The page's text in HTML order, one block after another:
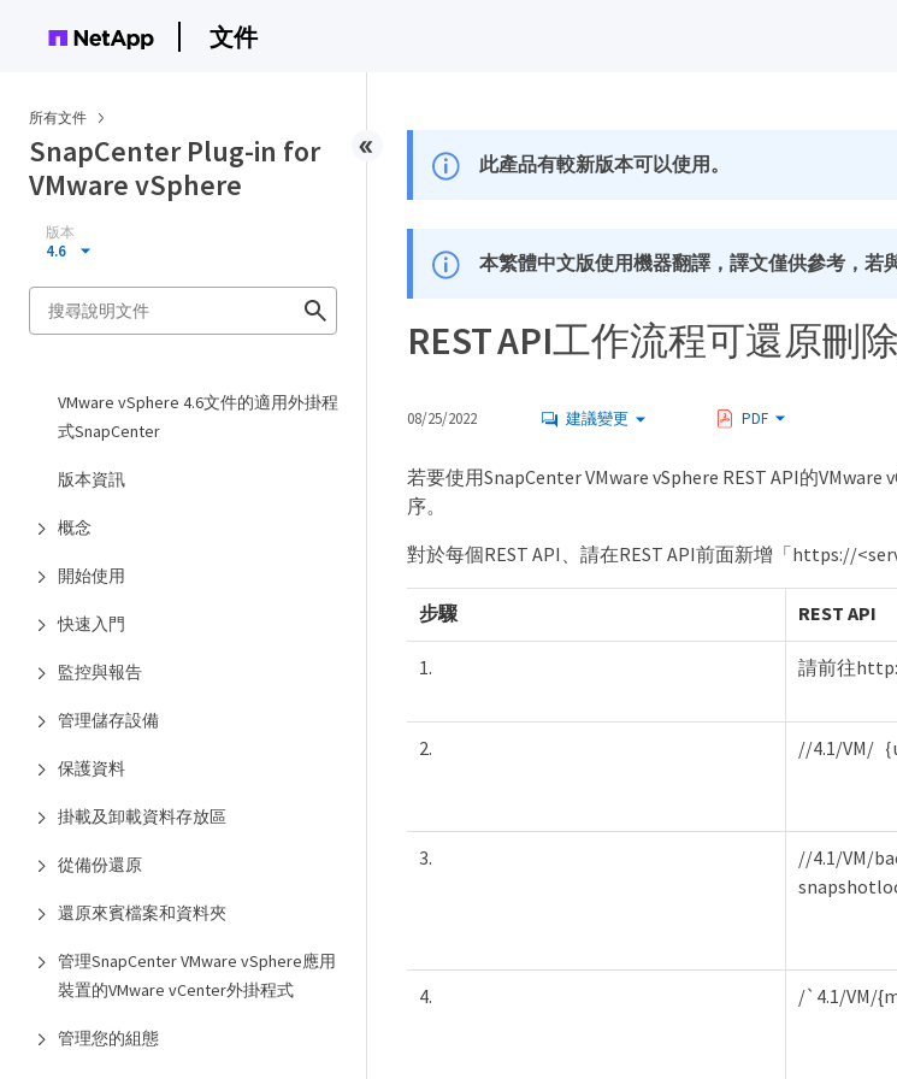
文件
所有文件
SnapCenter Plug-in for
VMware vSphere
版本
4.6
VMware vSphere 4.6文件的適用外掛程
式SnapCenter
版本資訊
概念
開始使用
快速入門
監控與報告
管理儲存設備
保護資料
掛載及卸載資料存放區
從備份還原
還原來賓檔案和資料夾
管理SnapCenter VMware vSphere應用
裝置的VMware vCenter外掛程式
管理您的組態
此產品有較新版本可以使用。
本繁體中文版使用機器翻譯，譯文僅供參考，若
REST API工作流程可還原刪
08/25/2022 建議變更 PDF
若要使用SnapCenter VMware vSphere REST API的
序。
對於每個REST API、請在REST API前面新增「https://
步驟 REST API
1. 請前往
2. //4.1/VM/
3.
//4.1/VM/
4. /`4.1/VM/